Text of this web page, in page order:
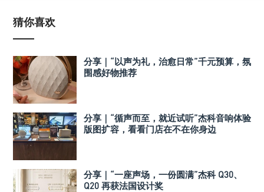
猜你喜欢
分享｜“以声为礼，治愈日常”千元预算，氛
围感好物推荐
分享｜“循声而至，就近试听”杰科音响体验
版图扩容，看看门店在不在你身边
分享｜“一座声场，一份圆满”杰科 Q30、
Q20 再获法国设计奖